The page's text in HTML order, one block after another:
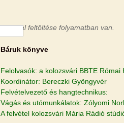
Az oldal feltöltése folyamatban van.
Báruk könyve
Felolvasók: a kolozsvári BBTE
Koordinátor: Bereczki Gyöngyvér
Felvételvezető és hangtechnikus:
Vágás és utómunkálatok: Zólyomi
A felvétel kolozsvári Mária Rádió